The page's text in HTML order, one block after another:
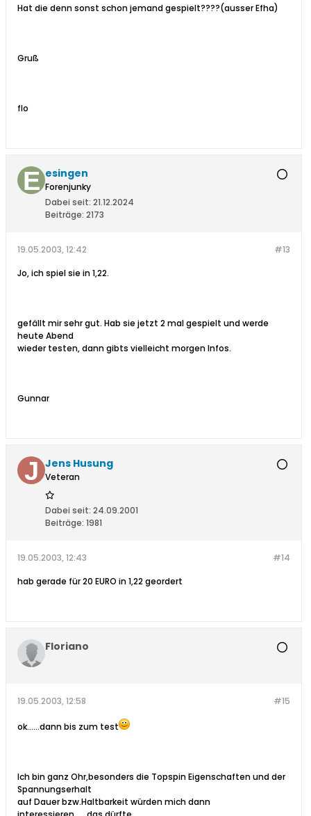
Hat die denn sonst schon jemand gespielt????(ausser Efha)
Gruß
flo
esingen
Forenjunky
Dabei seit: 21.12.2024
Beiträge: 2173
#13
19.05.2003, 12:42
Jo, ich spiel sie in 1,22.
gefällt mir sehr gut. Hab sie jetzt 2 mal gespielt und werde
heute Abend
wieder testen, dann gibts vielleicht morgen Infos.
Gunnar
Jens Husung
Veteran
Dabei seit: 24.09.2001
Beiträge: 1981
#14
19.05.2003, 12:43
hab gerade für 20 EURO in 1,22 geordert
Floriano
#15
19.05.2003, 12:58
ok......dann bis zum test
Ich bin ganz Ohr,besonders die Topspin Eigenschaften und der
Spannungserhalt
auf Dauer bzw.Haltbarkeit würden mich dann